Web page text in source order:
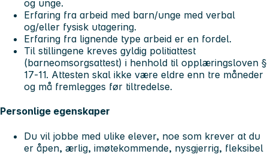
og unge.
Erfaring fra arbeid med barn/unge med verbal
og/eller fysisk utagering.
Erfaring fra lignende type arbeid er en fordel.
Til stillingene kreves gyldig politiattest
(barneomsorgsattest) i henhold til opplæringsloven §
17‑11. Attesten skal ikke være eldre enn tre måneder
og må fremlegges før tiltredelse.
Personlige egenskaper
Du vil jobbe med ulike elever, noe som krever at du
er åpen, ærlig, imøtekommende, nysgjerrig, fleksibel